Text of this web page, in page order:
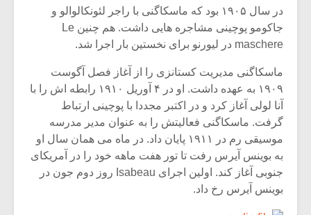
در سال ۱۹۰۵ بود که ماسکاگنی با راجر لئونکالوالو و
جاکومو پوچینی مشاجره هایی داشت. هم چنین Le
maschere در لیورنو برای نخستین بار اجرا شد.
ماسکاگنی مدیریت کستانزی را از آغاز فصل آگوست
۱۹۰۹ به عهده داشت. او در ۴ آوریل ۱۹۱۰ رابطه اش را با
آنا لولی آغاز کرد و در اکتبر مجددا با پوچینی ارتباط
گرفت. ماسکاگنی فعالیتش را به عنوان مدیر مدرسه
موسیقی رم در ۱۹۱۱ پایان داد. در ماه می همان سال او
به بوینس آیرس رفت تا تور هفت ماهه خود را در آمریکای
جنوبی آغاز کند. اولین اجرای Isabeau روز دوم جون در
بوینس آیرس رخ داد.
مشهورترین باشی،
بدنام ترین باش